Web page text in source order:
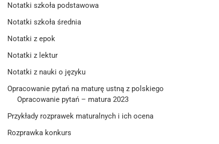
Notatki szkoła podstawowa
Notatki szkoła średnia
Notatki z epok
Notatki z lektur
Notatki z nauki o języku
Opracowanie pytań na maturę ustną z polskiego
Opracowanie pytań – matura 2023
Przykłady rozprawek maturalnych i ich ocena
Rozprawka konkurs